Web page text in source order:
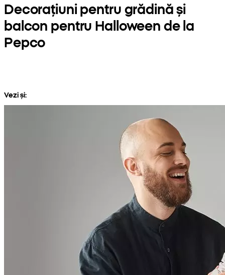
Decorațiuni pentru grădină și
balcon pentru Halloween de la
Pepco
Vezi și: